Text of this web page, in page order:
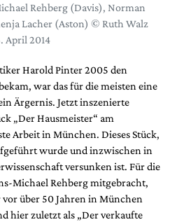
Rehberg (Davis), Norman
Lacher (Aston) © Ruth Walz
April 2014
Harold Pinter 2005 den
war das für die meisten eine
Ärgernis. Jetzt inszenierte
„Der Hausmeister“ am
Arbeit in München. Dieses Stück,
wurde und inzwischen in
versunken ist. Für die
Michael Rehberg mitgebracht,
über 50 Jahren in München
hier zuletzt als „Der verkaufte